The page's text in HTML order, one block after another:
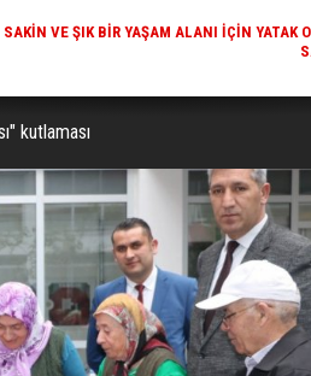
KARS'IN TURIZM POTANSIYELI
kutlaması